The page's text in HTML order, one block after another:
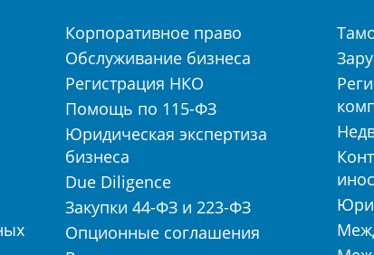
Корпоративное право
Обслуживание бизнеса
Регистрация НКО
Помощь по 115-ФЗ
Юридическая экспертиза
бизнеса
Due Diligence
Закупки 44-ФЗ и 223-ФЗ
Опционные соглашения